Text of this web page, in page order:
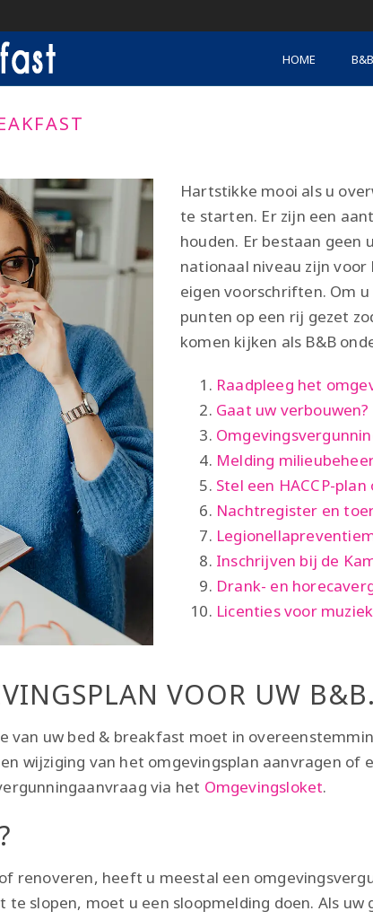
HOME
Hartstikke mooi als u
te starten. Er zijn een
houden. Er bestaan geen
nationaal niveau zijn voor
eigen voorschriften. Om
punten op een rij gezet
komen kijken als B&B
Raadpleeg het
Gaat uw verbouwen?
Melding
Stel een HACCP-
Nachtregister en
Inschrijven bij de
Drank- en
Licenties voor
VOOR UW B&B.
van uw bed & breakfast moet in
wijziging van het omgevingsplan aanvragen of
via het Omgevingsloket.
renoveren, heeft u meestal een
te slopen, moet u een sloopmelding doen. Als